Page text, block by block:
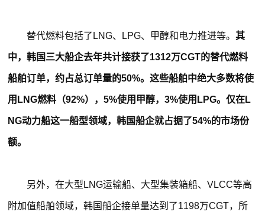
替代燃料包括了LNG、LPG、甲醇和电力推进等。其
中，韩国三大船企去年共计接获了1312万CGT的替代燃料
船舶订单，约占总订单量的50%。这些船舶中绝大多数将使
用LNG燃料（92%），5%使用甲醇，3%使用LPG。仅在L
NG动力船这一船型领域，韩国船企就占据了54%的市场份
额。
另外，在大型LNG运输船、大型集装箱船、VLCC等高
附加值船舶领域，韩国船企接单量达到了1198万CGT，所